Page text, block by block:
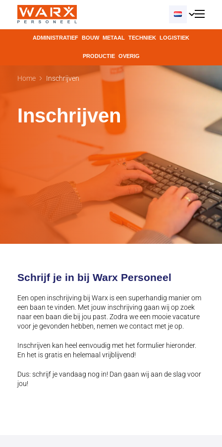
ADMINISTRATIEF BOUW METAAL TECHNIEK LOGISTIEK
PRODUCTIE OVERIG
Home Inschrijven
Inschrijven
Schrijf je in bij Warx Personeel
Een open inschrijving bij Warx is een superhandig manier om
een baan te vinden. Met jouw inschrijving gaan wij op zoek
naar een baan die bij jou past. Zodra we een mooie vacature
voor je gevonden hebben, nemen we contact met je op.
Inschrijven kan heel eenvoudig met het formulier hieronder.
En het is gratis en helemaal vrijblijvend!
Dus: schrijf je vandaag nog in! Dan gaan wij aan de slag voor
jou!